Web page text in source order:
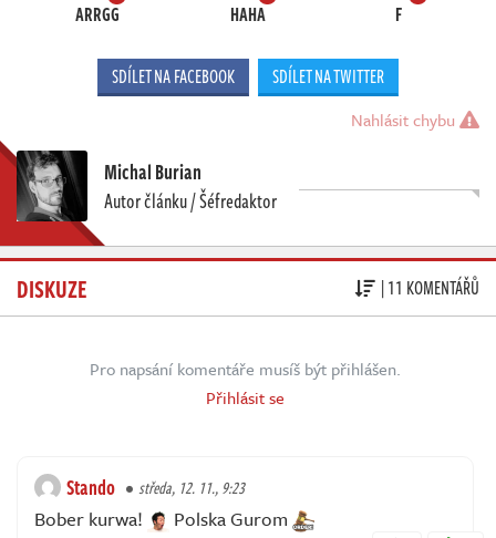
ARRGG HAHA F
SDÍLET NA FACEBOOK SDÍLET NA TWITTER
Nahlásit chybu
Michal Burian
Autor článku / Šéfredaktor
DISKUZE | 11 KOMENTÁŘŮ
Pro napsání komentáře musíš být přihlášen.
Přihlásit se
Stando středa, 12. 11., 9:23
Bober kurwa! Polska Gurom